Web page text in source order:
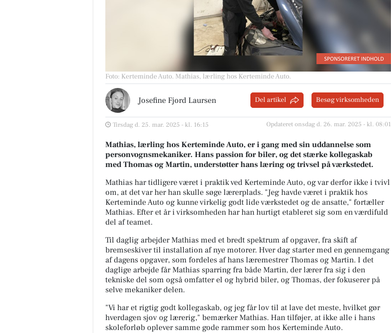
Foto: Kerteminde Auto. Mathias, lærling hos Kerteminde Auto.
Josefine Fjord Laursen Del artikel Besøg virksomheden
Tirsdag d. 25. mar. 2025 - kl. 16:15 Opdateret onsdag d. 26. mar. 2025 - kl. 08:01
Mathias, lærling hos Kerteminde Auto, er i gang med sin uddannelse som
personvognsmekaniker. Hans passion for biler, og det stærke kollegaskab
med Thomas og Martin, understøtter hans læring og trivsel på værkstedet.
Mathias har tidligere været i praktik ved Kerteminde Auto, og var derfor ikke i tvivl
om, at det var her han skulle søge lærerplads. "Jeg havde været i praktik hos
Kerteminde Auto og kunne virkelig godt lide værkstedet og de ansatte," fortæller
Mathias. Efter et år i virksomheden har han hurtigt etableret sig som en værdifuld
del af teamet.
Til daglig arbejder Mathias med et bredt spektrum af opgaver, fra skift af
bremseskiver til installation af nye motorer. Hver dag starter med en gennemgang
af dagens opgaver, som fordeles af hans læremestrer Thomas og Martin. I det
daglige arbejde får Mathias sparring fra både Martin, der lærer fra sig i den
tekniske del som også omfatter el og hybrid biler, og Thomas, der fokuserer på
selve mekaniker delen.
"Vi har et rigtig godt kollegaskab, og jeg får lov til at lave det meste, hvilket gør
hverdagen sjov og lærerig," bemærker Mathias. Han tilføjer, at ikke alle i hans
skoleforløb oplever samme gode rammer som hos Kerteminde Auto.